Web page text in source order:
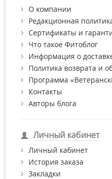
О компании
Редакционная
Сертификаты и
Что такое Фитоблог
Информация о
Политика возврата и
Программа
Контакты
Авторы блога
Личный кабинет
Личный кабинет
История заказа
Закладки